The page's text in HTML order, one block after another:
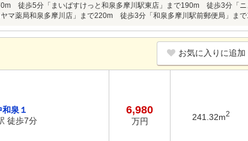
徒歩5分「まいばすけっと和泉多摩川駅東店」まで190m 徒歩3分「ニ
マ薬局和泉多摩川店」まで220m 徒歩3分「和泉多摩川駅前郵便局」ま
お気に入りに追加
泉１
徒歩7分
6,980
万円 241.32m2